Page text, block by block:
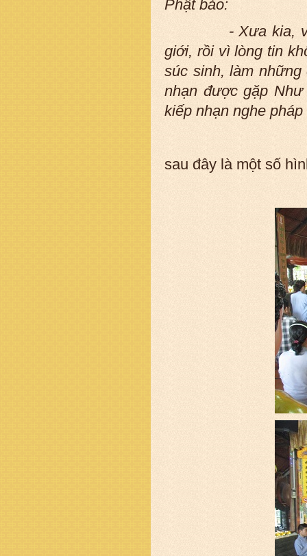
Phật bảo:
- Xưa kia, vào
giới, rồi vì lòng tin
súc sinh, làm
nhạn được gặp
kiếp nhạn nghe
sau đây là một số